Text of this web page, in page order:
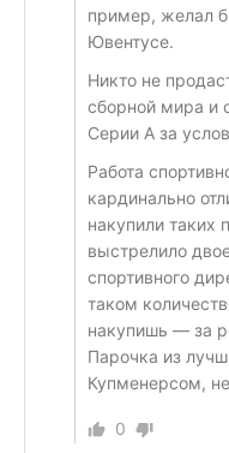
пример, желал
Ювентусе.
Никто не
сборной мира и
Серии А за
Работа
кардинально
накупили таких
выстрелило
спортивного
таком
накупишь — за
Парочка из
Купменерсом,
0